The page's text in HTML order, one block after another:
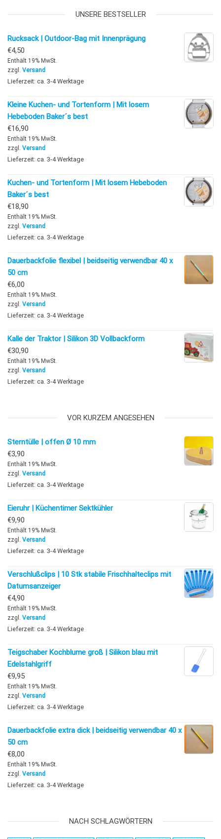
UNSERE BESTSELLER
Rucksack | Outdoor-Bag mit Innenprägung
€4,50
Enthält 19% MwSt.
zzgl. Versand
Lieferzeit: ca. 3-4 Werktage
Kleine Kuchen- und Tortenform | Mit losem
Hebeboden Baker´s best
€16,90
Enthält 19% MwSt.
zzgl. Versand
Lieferzeit: ca. 3-4 Werktage
Kuchen- und Tortenform | Mit losem Hebeboden
Baker´s best
€18,90
Enthält 19% MwSt.
zzgl. Versand
Lieferzeit: ca. 3-4 Werktage
Dauerbackfolie flexibel | beidseitig verwendbar 40 x
50 cm
€6,00
Enthält 19% MwSt.
zzgl. Versand
Lieferzeit: ca. 3-4 Werktage
Kalle der Traktor | Silikon 3D Vollbackform
€30,90
Enthält 19% MwSt.
zzgl. Versand
Lieferzeit: ca. 3-4 Werktage
VOR KURZEM ANGESEHEN
Sterntülle | offen Ø 10 mm
€3,90
Enthält 19% MwSt.
zzgl. Versand
Lieferzeit: ca. 3-4 Werktage
Eieruhr | Küchentimer Sektkühler
€9,90
Enthält 19% MwSt.
zzgl. Versand
Lieferzeit: ca. 3-4 Werktage
Verschlußclips | 10 Stk stabile Frischhalteclips mit
Datumsanzeiger
€4,90
Enthält 19% MwSt.
zzgl. Versand
Lieferzeit: ca. 3-4 Werktage
Teigschaber Kochblume groß | Silikon blau mit
Edelstahlgriff
€9,95
Enthält 19% MwSt.
zzgl. Versand
Lieferzeit: ca. 3-4 Werktage
Dauerbackfolie extra dick | beidseitig verwendbar 40 x
50 cm
€8,00
Enthält 19% MwSt.
zzgl. Versand
Lieferzeit: ca. 3-4 Werktage
NACH SCHLAGWÖRTERN